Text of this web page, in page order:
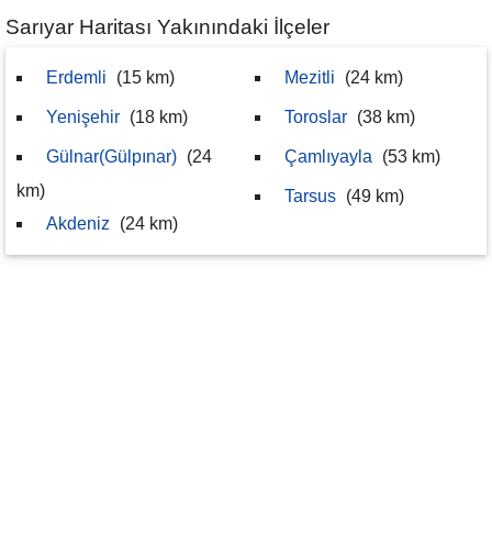
Sarıyar Haritası Yakınındaki İlçeler
Erdemli (15 km)
Yenişehir (18 km)
Gülnar(Gülpınar) (24
km)
Akdeniz
(24 km)
Mezitli (24 km)
Toroslar (38 km)
Çamlıyayla (53 km)
Tarsus (49 km)